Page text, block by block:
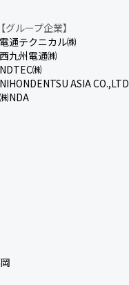
【グループ企業】
電通テクニカル㈱
西九州電通㈱
NDTEC㈱
NIHONDENTSU ASIA CO.,LTD
㈱NDA